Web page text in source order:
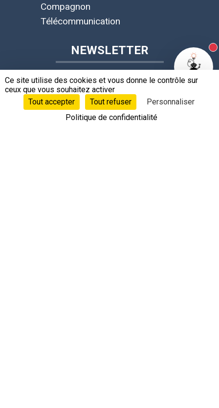
Compagnon
Télécommunication
NEWSLETTER
SUIVRE LEOBOTICS !
Ce site utilise des cookies et vous donne le contrôle sur
ceux que vous souhaitez activer
Tout accepter
Tout refuser
Personnaliser
Politique de confidentialité